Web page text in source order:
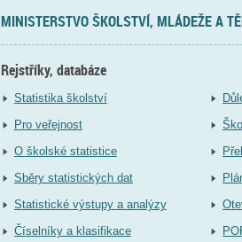
MINISTERSTVO ŠKOLSTVÍ, MLÁDEŽE A
Rejstříky, databáze
Statistika školství
Pro veřejnost
O školské statistice
Sběry statistických dat
Statistické výstupy a analýzy
Číselníky a klasifikace